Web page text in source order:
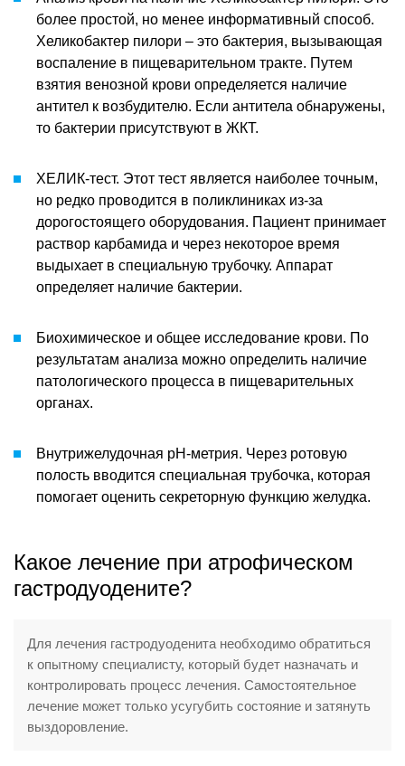
более простой, но менее информативный способ.
Хеликобактер пилори – это бактерия, вызывающая
воспаление в пищеварительном тракте. Путем
взятия венозной крови определяется наличие
антител к возбудителю. Если антитела обнаружены,
то бактерии присутствуют в ЖКТ.
ХЕЛИК-тест. Этот тест является наиболее точным,
но редко проводится в поликлиниках из-за
дорогостоящего оборудования. Пациент принимает
раствор карбамида и через некоторое время
выдыхает в специальную трубочку. Аппарат
определяет наличие бактерии.
Биохимическое и общее исследование крови. По
результатам анализа можно определить наличие
патологического процесса в пищеварительных
органах.
Внутрижелудочная рН-метрия. Через ротовую
полость вводится специальная трубочка, которая
помогает оценить секреторную функцию желудка.
Какое лечение при атрофическом
гастродуодените?
Для лечения гастродуоденита необходимо обратиться
к опытному специалисту, который будет назначать и
контролировать процесс лечения. Самостоятельное
лечение может только усугубить состояние и затянуть
выздоровление.